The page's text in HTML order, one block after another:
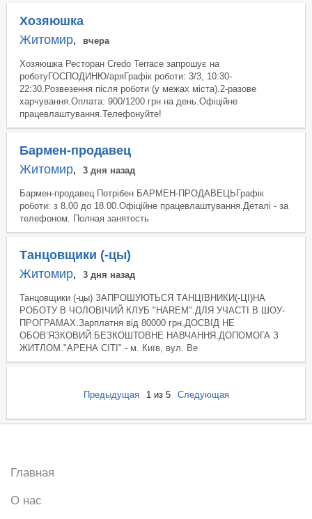
Хозяюшка
Житомир, вчера
Хозяюшка Ресторан Credo Terrace запрошує на
роботуГОСПОДИНЮ/аряГрафік роботи: 3/3, 10:30-
22:30.Розвезення після роботи (у межах міста).2-разове
харчування.Оплата: 900/1200 грн на день.Офіційне
працевлаштування.Телефонуйте!
Бармен-продавец
Житомир, 3 дня назад
Бармен-продавец Потрібен БАРМЕН-ПРОДАВЕЦЬГрафік
роботи: з 8.00 до 18.00.Офіційне працевлаштування.Деталі - за
телефоном. Полная занятость
Танцовщики (-цы)
Житомир, 3 дня назад
Танцовщики (-цы) ЗАПРОШУЮТЬСЯ ТАНЦІВНИКИ(-ЦІ)НА
РОБОТУ В ЧОЛОВІЧИЙ КЛУБ "HAREM".ДЛЯ УЧАСТІ В ШОУ-
ПРОГРАМАХ.Зарплатня від 80000 грн.ДОСВІД НЕ
ОБОВ’ЯЗКОВИЙ.БЕЗКОШТОВНЕ НАВЧАННЯ.ДОПОМОГА З
ЖИТЛОМ."АРЕНА СІТІ" - м. Київ, вул. Ве
Предыдущая 1 из 5 Следующая
Главная
О нас